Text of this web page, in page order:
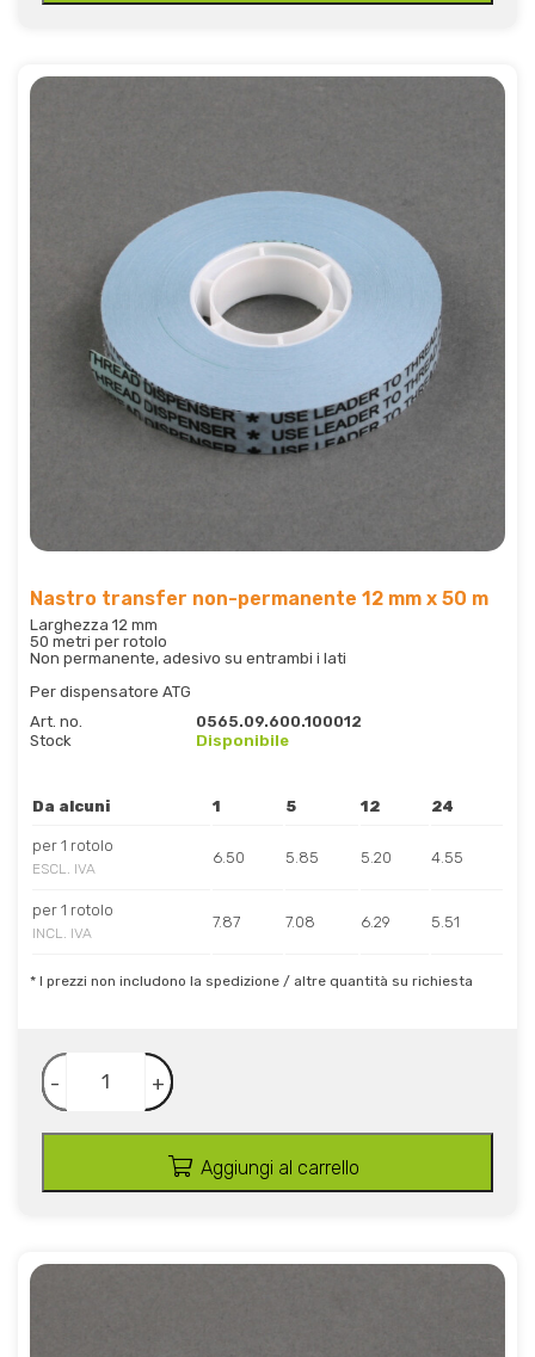
Nastro transfer non-permanente 12 mm x 50 m
Larghezza 12 mm
50 metri per rotolo
Non permanente, adesivo su entrambi i lati
Per dispensatore ATG
Art. no.
0565.09.600.100012
Stock
Disponibile
Da alcuni 1 5 12 24
per 1 rotolo
ESCL. IVA
6.50 5.85 5.20 4.55
per 1 rotolo
INCL. IVA
7.87 7.08 6.29 5.51
* I prezzi non includono la spedizione / altre quantità su richiesta
- +
Aggiungi al carrello